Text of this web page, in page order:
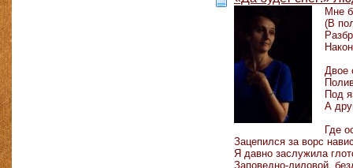
Мне
(В
Двое
Под
А
Где
Зацепился за ворс
Я давно заслужила
Заповедно-лиловой,